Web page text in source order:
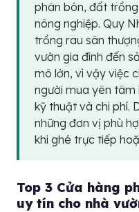
phân bón, đất
nông nghiệp. Quy
trồng rau sân
vườn gia đình đến
mô lớn, vì vậy việc
người mua yên tâm
kỹ thuật và chi phí.
những đơn vị phù
khi ghé trực tiếp
Top 3 Cửa hàng
uy tín cho nhà